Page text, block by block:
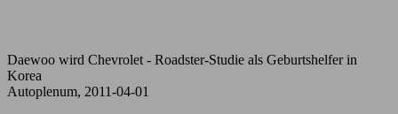
Daewoo wird Chevrolet - Roadster-Studie als Geburtshelfer in
Korea
Autoplenum, 2011-04-01